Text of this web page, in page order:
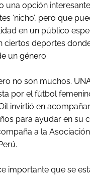
una opción
‘nicho’, pero que
en un público
ciertos deportes
un género.
no son muchos.
por el fútbol
invirtió en
para ayudar en su
a la
importante que se